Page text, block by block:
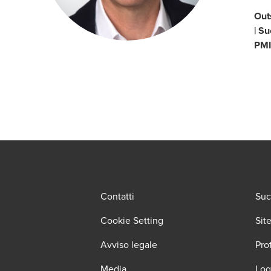
|
PMI
Contatti
Cookie Setting
Avviso legale